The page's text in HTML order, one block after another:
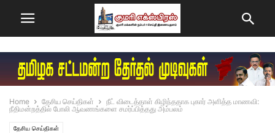
Home தேசிய செய்திகள்
நீட் விடைத்தாள் கிழிந்ததாக புகார் அளித்த மாணவி:
நீதிமன்றத்தில் போலி ஆவணங்களை சமர்ப்பித்தது அம்பலம்
தேசிய செய்திகள்